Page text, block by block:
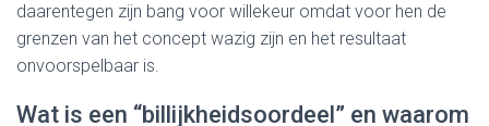
daarentegen zijn bang voor willekeur omdat voor hen de
grenzen van het concept wazig zijn en het resultaat
onvoorspelbaar is.
Wat is een “billijkheidsoordeel” en waarom